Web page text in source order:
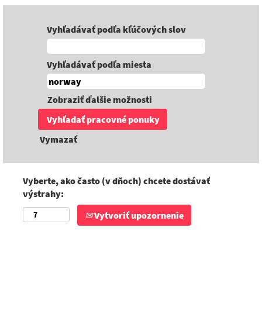
Vyhľadávať podľa kľúčových slov
Vyhľadávať podľa miesta
Zobraziť ďalšie možnosti
Vymazať
Vyberte, ako často (v dňoch) chcete dostávať
výstrahy:
Vytvoriť upozornenie